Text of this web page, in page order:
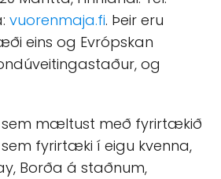
vuorenmaja.fi. Þeir eru
eins og Evrópskan
og
mæltust með fyrirtækið
sem fyrirtæki í eigu kvenna,
Borða á staðnum,